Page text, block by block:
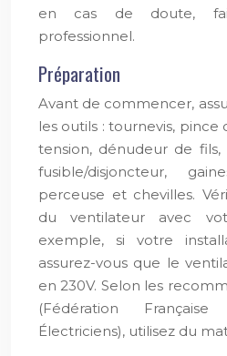
en cas de doute,
professionnel.
Préparation
Avant de commencer,
les outils : tournevis,
tension, dénudeur de
fusible/disjoncteur,
perceuse et chevilles.
du ventilateur avec
exemple, si votre
assurez-vous que le
en 230V. Selon les
(Fédération
Électriciens), utilisez du